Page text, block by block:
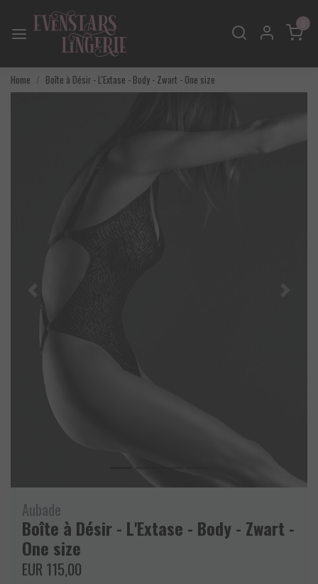
Home Boîte à Désir - L'Extase - Body - Zwart - One size
Vorige
Aubade
Boîte à Désir - L'Extase - Body - Zwart -
One size
EUR 115,00